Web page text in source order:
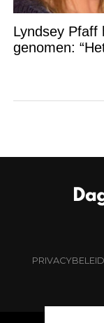
Lyndsey Pfaff
genomen:
PRIVACYBELEID